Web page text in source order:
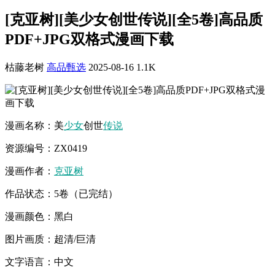
[克亚树][美少女创世传说][全5卷]高品质
PDF+JPG双格式漫画下载
枯藤老树 高品甄选 2025-08-16 1.1K
漫画名称：美少女创世传说
资源编号：ZX0419
漫画作者： 克亚树
作品状态：5卷（已完结）
漫画颜色：黑白
图片画质：超清/巨清
文字语言：中文